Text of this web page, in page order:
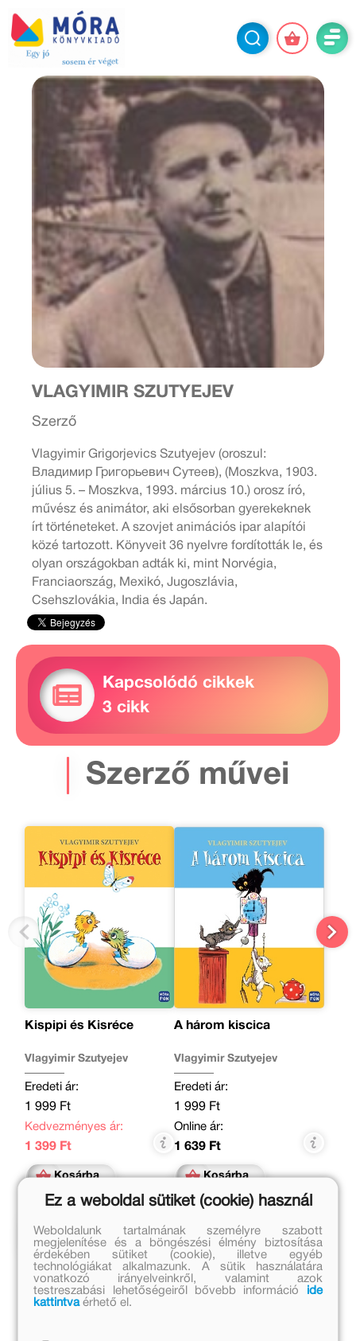
VLAGYIMIR SZUTYEJEV
Szerző
Vlagyimir Grigorjevics Szutyejev (oroszul:
Владимир Григорьевич Сутеев), (Moszkva, 1903.
július 5. – Moszkva, 1993. március 10.) orosz író,
művész és animátor, aki elsősorban gyerekeknek
írt történeteket. A szovjet animációs ipar alapítói
közé tartozott. Könyveit 36 nyelvre fordították le, és
olyan országokban adták ki, mint Norvégia,
Franciaország, Mexikó, Jugoszlávia,
Csehszlovákia, India és Japán.
Kapcsolódó cikkek
3 cikk
Szerző művei
Kispipi és Kisréce
Vlagyimir Szutyejev
Eredeti ár:
1 999 Ft
Kedvezményes ár:
1 399 Ft
Kosárba
A három kiscica
Vlagyimir Szutyejev
Eredeti ár:
1 999 Ft
Online ár:
1 639 Ft
Kosárba
Kapcsolódó cikkek
Ez a weboldal sütiket (cookie) használ
Weboldalunk tartalmának személyre szabott
megjelenítése és a böngészési élmény biztosítása
érdekében sütiket (cookie), illetve egyéb
technológiákat alkalmazunk. A sütik használatára
vonatkozó irányelveinkről, valamint azok
testreszabási lehetőségeiről bővebb információ
ide
kattintvaérhető el.